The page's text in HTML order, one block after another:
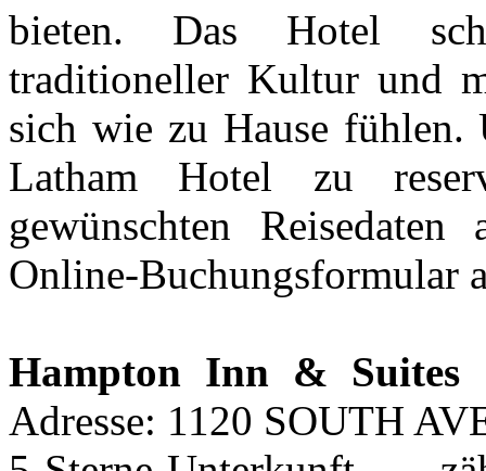
bieten. Das Hotel
traditioneller Kultur und
sich wie zu Hause
Latham Hotel zu
gewünschten
Online-Buchungsformular
Hampton Inn & Suites
Adresse: 1120 SOUTH